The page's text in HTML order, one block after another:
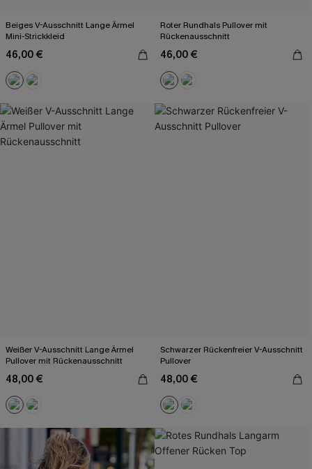
Beiges V-Ausschnitt Lange Ärmel
Mini-Strickkleid
46,00 €
Roter Rundhals Pullover mit
Rückenausschnitt
46,00 €
Weißer V-Ausschnitt Lange Ärmel
Pullover mit Rückenausschnitt
48,00 €
Schwarzer Rückenfreier V-Ausschnitt
Pullover
48,00 €